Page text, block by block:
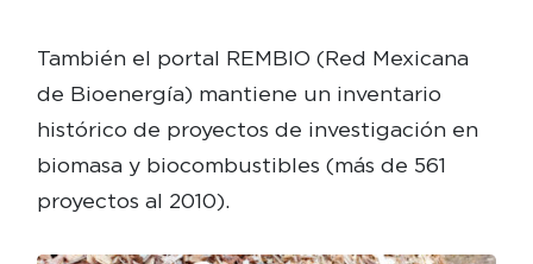
También el portal REMBIO (Red Mexicana
de Bioenergía) mantiene un inventario
histórico de proyectos de investigación en
biomasa y biocombustibles (más de 561
proyectos al 2010).